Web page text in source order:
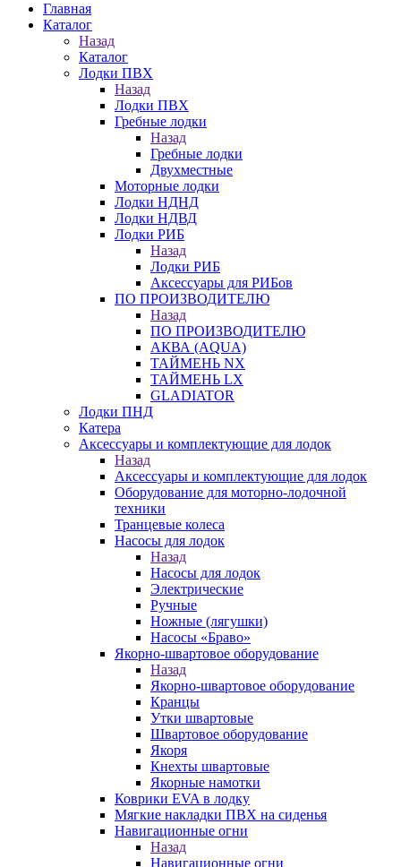
Главная
Каталог
Назад
Каталог
Лодки ПВХ
Назад
Лодки ПВХ
Гребные лодки
Назад
Гребные лодки
Двухместные
Моторные лодки
Лодки НДНД
Лодки НДВД
Лодки РИБ
Назад
Лодки РИБ
Аксессуары для РИБов
ПО ПРОИЗВОДИТЕЛЮ
Назад
ПО ПРОИЗВОДИТЕЛЮ
АКВА (AQUA)
ТАЙМЕНЬ NX
ТАЙМЕНЬ LX
GLADIATOR
Лодки ПНД
Катера
Аксессуары и комплектующие для лодок
Назад
Аксессуары и комплектующие для лодок
Оборудование для моторно-лодочной
техники
Транцевые колеса
Насосы для лодок
Назад
Насосы для лодок
Электрические
Ручные
Ножные (лягушки)
Насосы «Браво»
Якорно-швартовое оборудование
Назад
Якорно-швартовое оборудование
Кранцы
Утки швартовые
Швартовое оборудование
Якоря
Кнехты швартовые
Якорные намотки
Коврики EVA в лодку
Мягкие накладки ПВХ на сиденья
Навигационные огни
Назад
Навигационные огни